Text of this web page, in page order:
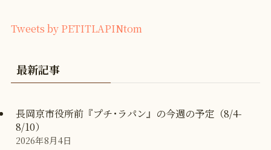
Tweets by PETITLAPINtom
最新記事
長岡京市役所前『プチ･ラパン』の今週の予定（8/4-
8/10）
2026年8月4日